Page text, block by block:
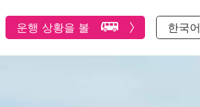
운행 상황을 볼 한국어